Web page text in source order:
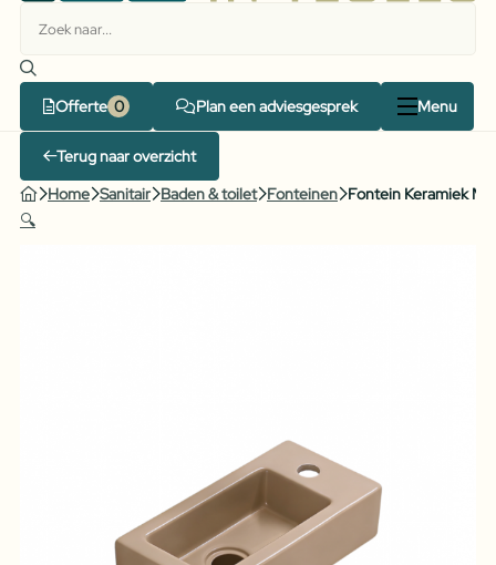
Offerte Plan een adviesgesprek Menu
Terug naar overzicht
Home Sanitair Baden & toilet Fonteinen Fontein Keramiek
🔍